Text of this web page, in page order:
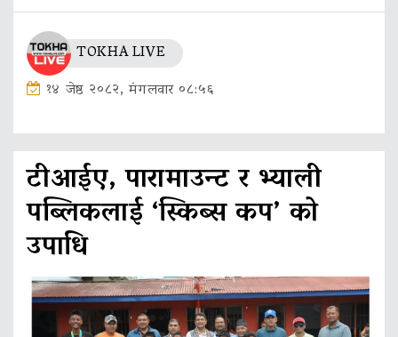
TOKHA LIVE
१४ जेष्ठ २०८२, मंगलवार ०८:५६
टीआईए, पारामाउन्ट र भ्याली
पब्लिकलाई ‘स्किब्स कप’ को
उपाधि